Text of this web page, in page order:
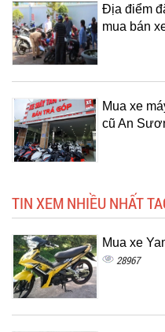
Địa điểm
mua bán
Mua xe
cũ An
TIN XEM NHIỀU NHẤT
Mua xe
28967